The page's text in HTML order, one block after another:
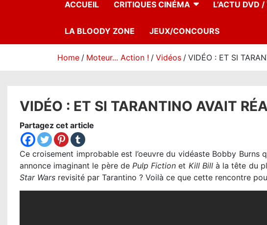
ACCUEIL CRITIQUES CINÉMA L’ACTU DVD
LA BLOODY ZONE JEUX/CONCOURS
Home Moteur... Action ! Vidéos VIDÉO : ET SI
VIDÉO : ET SI TARANTINO AVAIT
Partagez cet article
Ce croisement improbable est l’oeuvre du vidéaste Bobby Burns
annonce imaginant le père de Pulp Fiction et Kill Billà la tête du
Star Wars revisité par Tarantino ? Voilà ce que cette rencontre